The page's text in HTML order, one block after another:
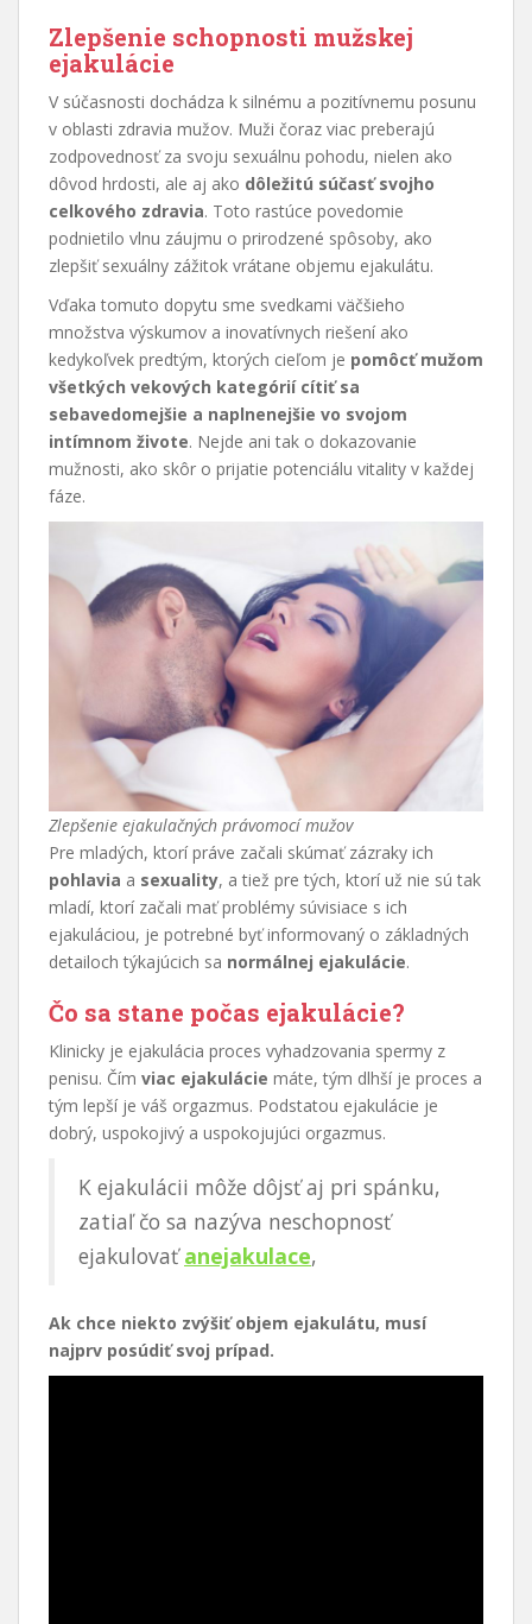
Zlepšenie schopnosti mužskej
ejakulácie
V súčasnosti dochádza k silnému a pozitívnemu posunu
v oblasti zdravia mužov. Muži čoraz viac preberajú
zodpovednosť za svoju sexuálnu pohodu, nielen ako
dôvod hrdosti, ale aj ako dôležitú súčasť svojho
celkového zdravia. Toto rastúce povedomie
podnietilo vlnu záujmu o prirodzené spôsoby, ako
zlepšiť sexuálny zážitok vrátane objemu ejakulátu.
Vďaka tomuto dopytu sme svedkami väčšieho
množstva výskumov a inovatívnych riešení ako
kedykoľvek predtým, ktorých cieľom je pomôcť mužom
všetkých vekových kategórií cítiť sa
sebavedomejšie a naplnenejšie vo svojom
intímnom živote. Nejde ani tak o dokazovanie
mužnosti, ako skôr o prijatie potenciálu vitality v každej
fáze.
Zlepšenie ejakulačných právomocí mužov
Pre mladých, ktorí práve začali skúmať zázraky ich
pohlavia a sexuality, a tiež pre tých, ktorí už nie sú tak
mladí, ktorí začali mať problémy súvisiace s ich
ejakuláciou, je potrebné byť informovaný o základných
detailoch týkajúcich sa normálnej ejakulácie.
Čo sa stane počas ejakulácie?
Klinicky je ejakulácia proces vyhadzovania spermy z
penisu. Čím viac ejakulácie máte, tým dlhší je proces a
tým lepší je váš orgazmus. Podstatou ejakulácie je
dobrý, uspokojivý a uspokojujúci orgazmus.
K ejakulácii môže dôjsť aj pri spánku,
zatiaľ čo sa nazýva neschopnosť
ejakulovaťanejakulace,
Ak chce niekto zvýšiť objem ejakulátu, musí
najprv posúdiť svoj prípad.